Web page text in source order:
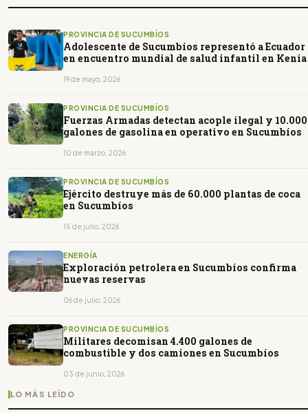
PROVINCIA DE SUCUMBÍOS
Adolescente de Sucumbíos representó a Ecuador
en encuentro mundial de salud infantil en Kenia
19 de mayo, 2026
PROVINCIA DE SUCUMBÍOS
Fuerzas Armadas detectan acople ilegal y 10.000
galones de gasolina en operativo en Sucumbíos
10 de marzo, 2026
PROVINCIA DE SUCUMBÍOS
Ejército destruye más de 60.000 plantas de coca
en Sucumbíos
15 de julio, 2026
ENERGÍA
Exploración petrolera en Sucumbíos confirma
nuevas reservas
06 de julio, 2026
PROVINCIA DE SUCUMBÍOS
Militares decomisan 4.400 galones de
combustible y dos camiones en Sucumbíos
03 de junio, 2026
LO MÁS LEÍDO